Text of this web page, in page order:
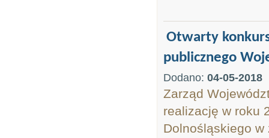
Otwarty
publicznego
Dodano: 04-05-2018
Zarząd
realizację w roku
Dolnośląskiego